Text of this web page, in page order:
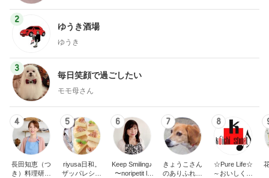
2
ゆうき酒場
ゆうき
3
毎日笑顔で過ごしたい
モモ母さん
4
長田知恵（つ
き）料理研究
5
riyusa日和。
ザッパレシピ
6
Keep Smiling♪
〜noripetit lif
7
きょうこさん
のありふれた
8
☆Pure Life☆
～おいしく、